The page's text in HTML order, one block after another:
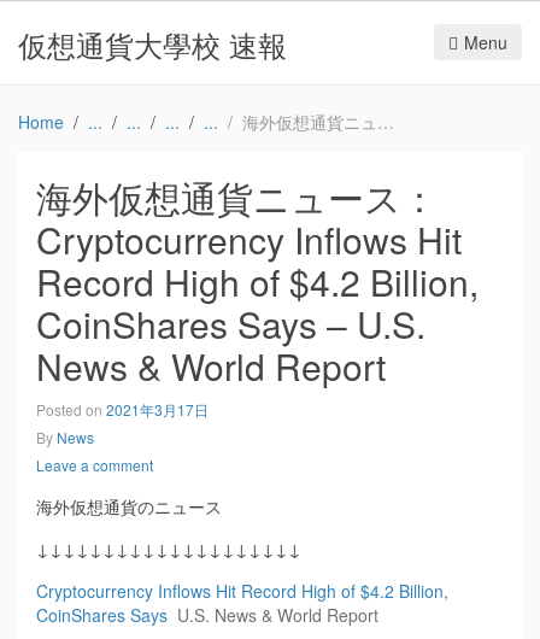
仮想通貨大學校 速報 Menu
Home 海外仮想通貨ニュース：Cryptocurrency Inflows Hit Record High of $4.2 Billion, CoinShares Says – U.S. News & World Report
海外仮想通貨ニュース：
Cryptocurrency Inflows Hit
Record High of $4.2 Billion,
CoinShares Says – U.S.
News & World Report
Posted on 2021年3月17日
By News
Leave a comment
海外仮想通貨のニュース
↓↓↓↓↓↓↓↓↓↓↓↓↓↓↓↓↓↓↓↓
Cryptocurrency Inflows Hit Record High of $4.2 Billion,
CoinShares Says U.S. News & World Report